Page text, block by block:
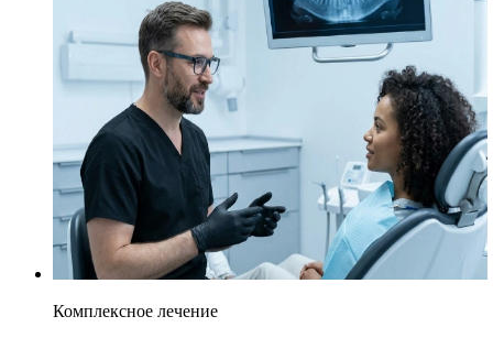
Комплексное лечение